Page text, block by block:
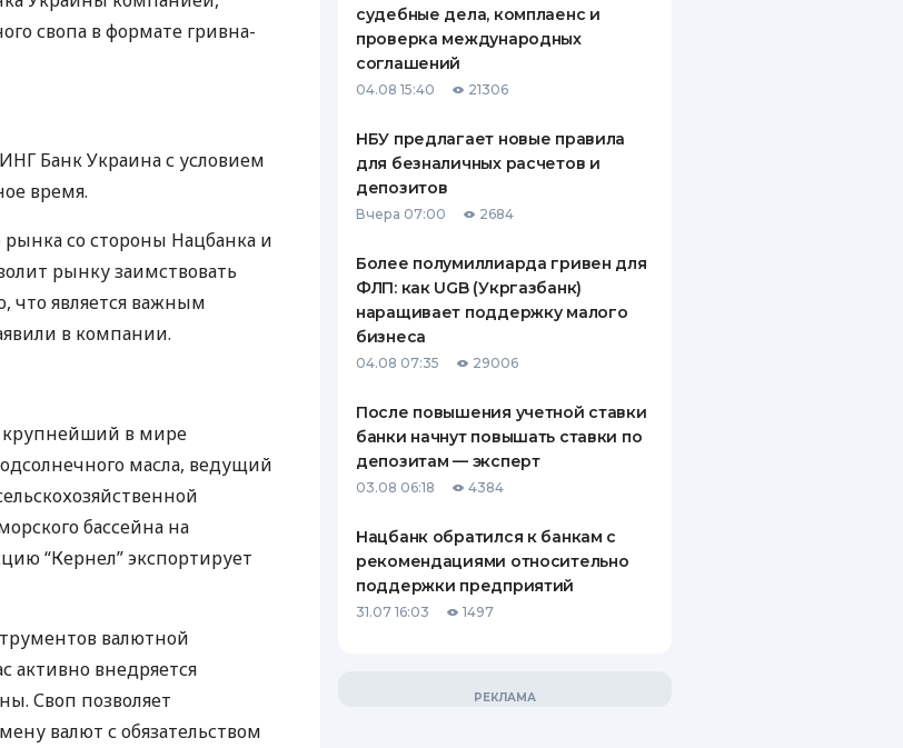
ЕЖЕМЕСЯЧНЫЙ ОБЗОР
ПУТЕВОДИТЕЛИ ПО
СТРАХОВАНИЮ
СТРАХОВЫЕ КОМПАНИИ
ОТЗЫВЫ О СТРАХОВЫХ
КОМПАНИЯХ
ДОСТАВКА И ОПЛАТА
свопа в формате гривна-
ИНГ Банк Украина с условием
время.
со стороны Нацбанка и
рынку заимствовать
что является важным
в компании.
крупнейший в мире
масла, ведущий
бассейна на
“Кернел” экспортирует
валютной
активно внедряется
Своп позволяет
валют с обязательством
судебные дела, комплаенс и
проверка международных
соглашений
04.08 15:40 21306
НБУ предлагает новые правила
для безналичных расчетов и
депозитов
Вчера 07:00 2684
Более полумиллиарда гривен для
ФЛП: как UGB (Укргазбанк)
наращивает поддержку малого
бизнеса
04.08 07:35 29006
После повышения учетной ставки
банки начнут повышать ставки по
депозитам — эксперт
03.08 06:18 4384
Нацбанк обратился к банкам с
рекомендациями относительно
поддержки предприятий
31.07 16:03 1497